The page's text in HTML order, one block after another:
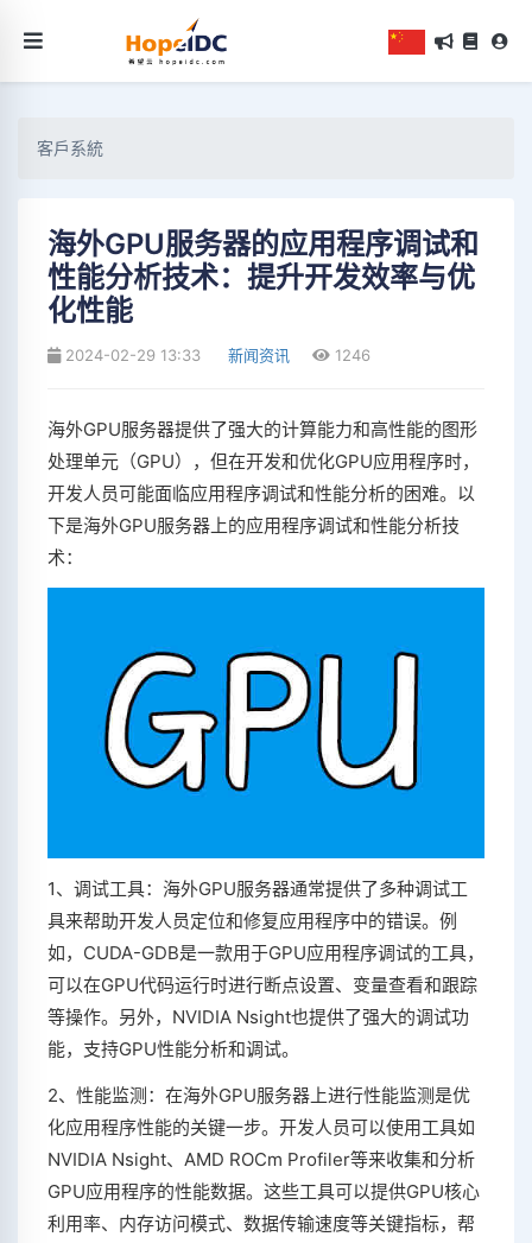
客戶系統
海外GPU服务器的应用程序调试和
性能分析技术：提升开发效率与优
化性能
2024-02-29 13:33 新闻资讯 1246
海外GPU服务器提供了强大的计算能力和高性能的图形
处理单元（GPU），但在开发和优化GPU应用程序时，
开发人员可能面临应用程序调试和性能分析的困难。以
下是海外GPU服务器上的应用程序调试和性能分析技
术：
1、调试工具：海外GPU服务器通常提供了多种调试工
具来帮助开发人员定位和修复应用程序中的错误。例
如，CUDA-GDB是一款用于GPU应用程序调试的工具，
可以在GPU代码运行时进行断点设置、变量查看和跟踪
等操作。另外，NVIDIA Nsight也提供了强大的调试功
能，支持GPU性能分析和调试。
2、性能监测：在海外GPU服务器上进行性能监测是优
化应用程序性能的关键一步。开发人员可以使用工具如
NVIDIA Nsight、AMD ROCm Profiler等来收集和分析
GPU应用程序的性能数据。这些工具可以提供GPU核心
利用率、内存访问模式、数据传输速度等关键指标，帮